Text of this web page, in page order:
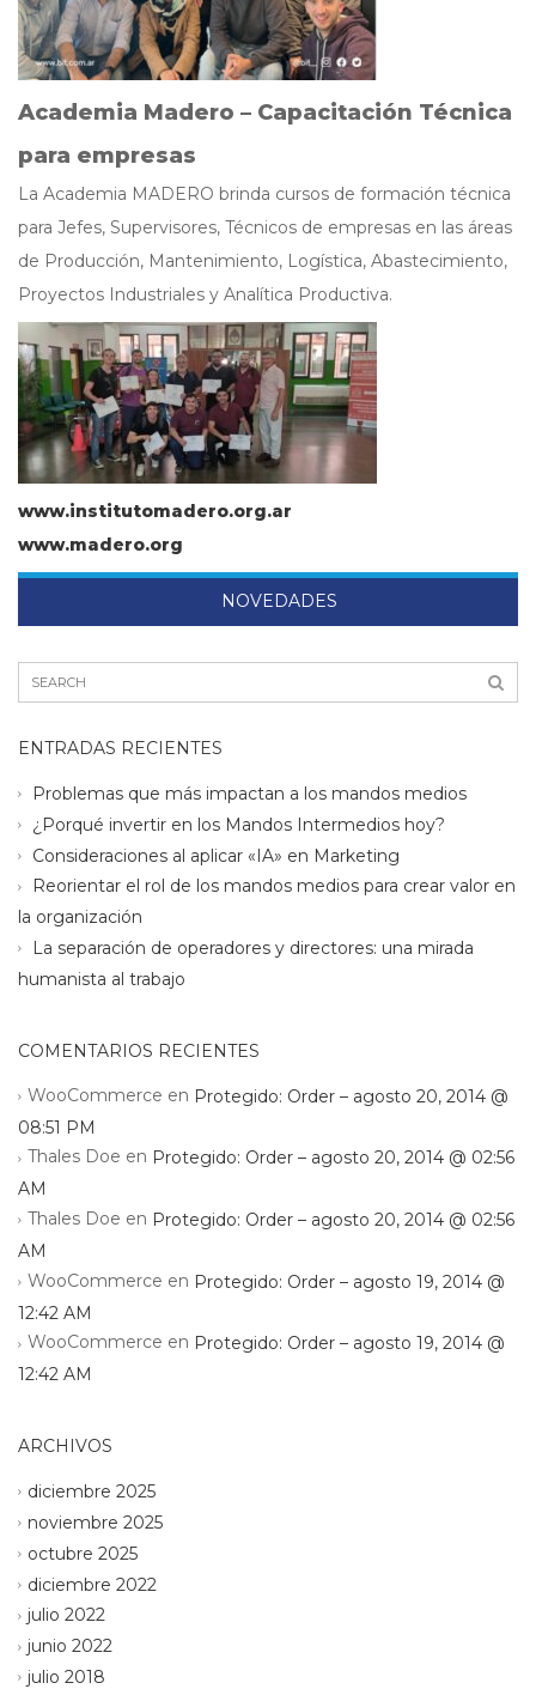
Academia Madero – Capacitación Técnica
para empresas
La Academia MADERO brinda cursos de formación técnica
para Jefes, Supervisores, Técnicos de empresas en las áreas
de Producción, Mantenimiento, Logística, Abastecimiento,
Proyectos Industriales y Analítica Productiva.
www.institutomadero.org.ar
www.madero.org
NOVEDADES
ENTRADAS RECIENTES
Problemas que más impactan a los mandos medios
¿Porqué invertir en los Mandos Intermedios hoy?
Consideraciones al aplicar «IA» en Marketing
Reorientar el rol de los mandos medios para crear valor en
la organización
La separación de operadores y directores: una mirada
humanista al trabajo
COMENTARIOS RECIENTES
WooCommerce en Protegido: Order – agosto 20, 2014 @
08:51 PM
Thales Doe en Protegido: Order – agosto 20, 2014 @ 02:56
AM
Thales Doe en Protegido: Order – agosto 20, 2014 @ 02:56
AM
WooCommerce en Protegido: Order – agosto 19, 2014 @
12:42 AM
WooCommerce en Protegido: Order – agosto 19, 2014 @
12:42 AM
ARCHIVOS
diciembre 2025
noviembre 2025
octubre 2025
diciembre 2022
julio 2022
junio 2022
julio 2018